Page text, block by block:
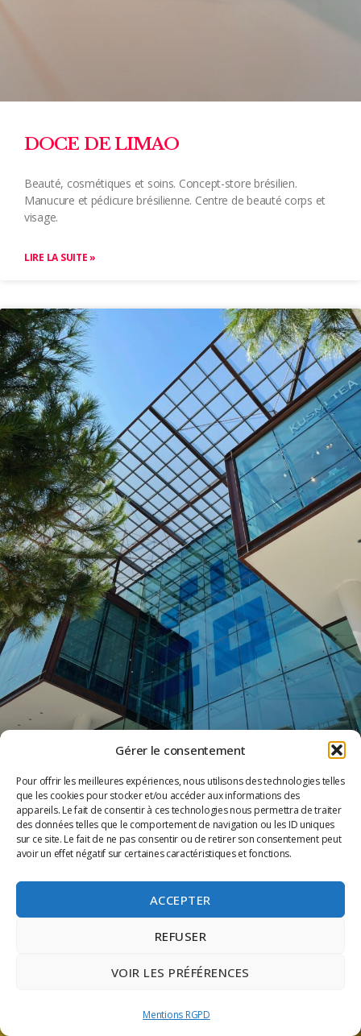
Gérer le consentement
Pour offrir les meilleures expériences, nous utilisons des technologies telles
que les cookies pour stocker et/ou accéder aux informations des
appareils. Le fait de consentir à ces technologies nous permettra de traiter
des données telles que le comportement de navigation ou les ID uniques
sur ce site. Le fait de ne pas consentir ou de retirer son consentement peut
avoir un effet négatif sur certaines caractéristiques et fonctions.
ACCEPTER
REFUSER
VOIR LES PRÉFÉRENCES
Mentions RGPD
DOCE DE LIMAO
Beauté, cosmétiques et soins. Concept-store brésilien.
Manucure et pédicure brésilienne. Centre de beauté corps et
visage.
LIRE LA SUITE »
LES TERRASSES DU PORT
Les Terrasses du Port Marseille vous offrent une expérience
shopping d’exception. Une promenade de la ville à la mer
LIRE LA SUITE »